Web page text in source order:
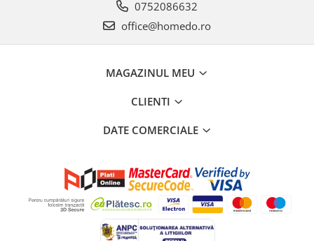
0752086632
office@homedo.ro
MAGAZINUL MEU
CLIENTI
DATE COMERCIALE